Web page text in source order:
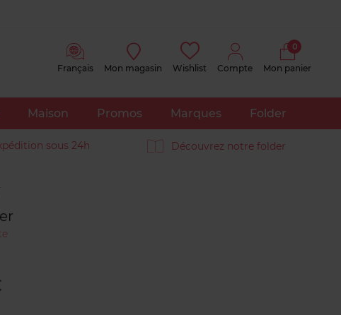
Français Mon magasin Wishlist Compte Mon panier
0
Maison Promos Marques Folder
sous 24h Découvrez notre folder